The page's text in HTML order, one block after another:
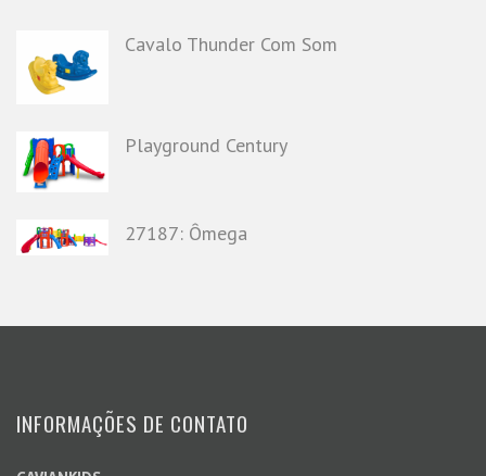
Cavalo Thunder Com Som
Playground Century
27187: Ômega
INFORMAÇÕES DE CONTATO